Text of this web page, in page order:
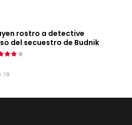
rostro a detective
del secuestro de Budnik
18